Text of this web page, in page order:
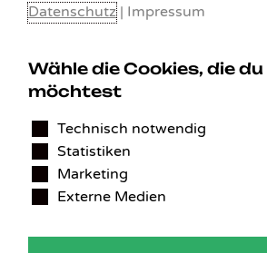
Autopflege Stelzner
Kohlgraben 2b
Deutschland
E-Mail:service@detailingverliebt.de
Vertrag widerrufen
Datenschutz | Impressum
Wähle die Cookies, die
möchtest
Technisch notwendig
Statistiken
Marketing
Externe Medien